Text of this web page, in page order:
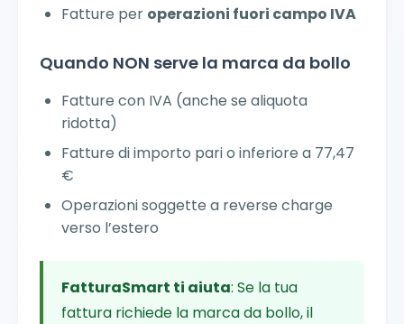
Fatture per operazioni fuori campo IVA
Quando NON serve la marca da bollo
Fatture con IVA (anche se aliquota
ridotta)
Fatture di importo pari o inferiore a 77,47
€
Operazioni soggette a reverse charge
verso l’estero
FatturaSmart ti aiuta: Se la tua
fattura richiede la marca da bollo, il